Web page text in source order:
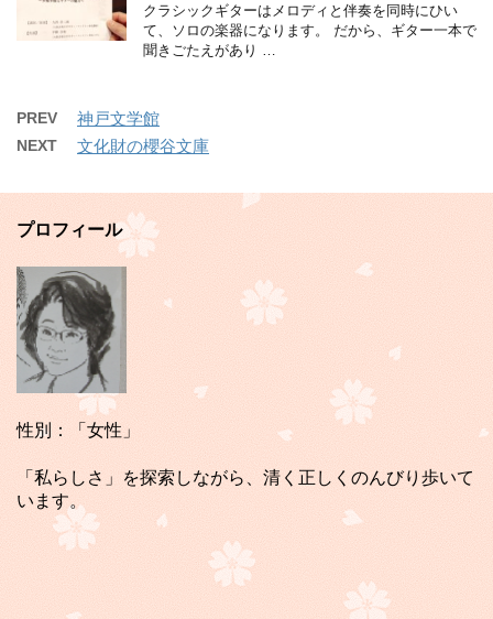
クラシックギターはメロディと伴奏を同時にひい
て、ソロの楽器になります。 だから、ギター一本で
聞きごたえがあり …
PREV 神戸文学館
NEXT 文化財の櫻谷文庫
プロフィール
性別：「女性」
「私らしさ」を探索しながら、清く正しくのんびり歩いて
います。